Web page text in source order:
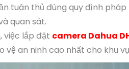
tuân thủ đúng quy định
quan sát.
việc lắp đặt camera Dahua
vệ an ninh cao nhất cho khu